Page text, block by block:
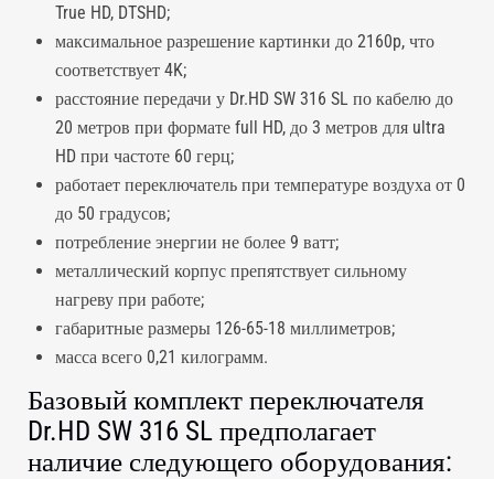
True HD, DTSHD;
максимальное разрешение картинки до 2160p, что
соответствует 4K;
расстояние передачи у Dr.HD SW 316 SL по кабелю до
20 метров при формате full HD, до 3 метров для ultra
HD при частоте 60 герц;
работает переключатель при температуре воздуха от 0
до 50 градусов;
потребление энергии не более 9 ватт;
металлический корпус препятствует сильному
нагреву при работе;
габаритные размеры 126-65-18 миллиметров;
масса всего 0,21 килограмм.
Базовый комплект переключателя
Dr.HD SW 316 SL предполагает
наличие следующего оборудования: